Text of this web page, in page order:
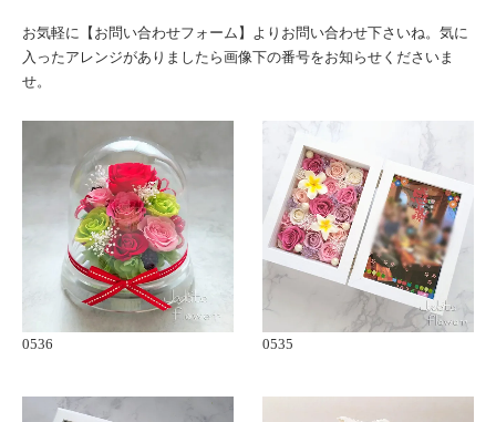
お気軽に【お問い合わせフォーム】よりお問い合わせ下さいね。気に
入ったアレンジがありましたら画像下の番号をお知らせくださいま
せ。
0536 0535